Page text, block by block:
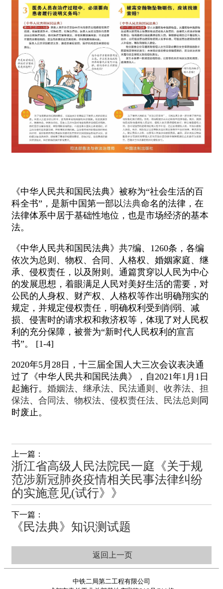
《中华人民共和国民法典》被称为“社会生活的百
科全书”，是新中国第一部以法典命名的法律，在
法律体系中居于基础性地位，也是市场经济的基本
法。
《中华人民共和国民法典》共7编、1260条，各编
依次为总则、物权、合同、人格权、婚姻家庭、继
承、侵权责任，以及附则。通篇贯穿以人民为中心
的发展思想，着眼满足人民对美好生活的需要，对
公民的人身权、财产权、人格权等作出明确翔实的
规定，并规定侵权责任，明确权利受到削弱、减
损、侵害时的请求权和救济权等，体现了对人民权
利的充分保障，被誉为“新时代人民权利的宣言
书”。 [1-4]
2020年5月28日，十三届全国人大三次会议表决通
过了《中华人民共和国民法典》，自2021年1月1日
起施行。 婚姻法、 继承法、 民法通则 、 收养法、 担
保法、 合同法、 物权法、 侵权责任法、 民法总则 同
时废止。
上一篇：
浙江省高级人民法院民一庭《关于规
范涉新冠肺炎疫情相关民事法律纠纷
的实施意见(试行》》
下一篇：
《民法典》知识测试题
返回上一页
中铁二局第二工程有限公司